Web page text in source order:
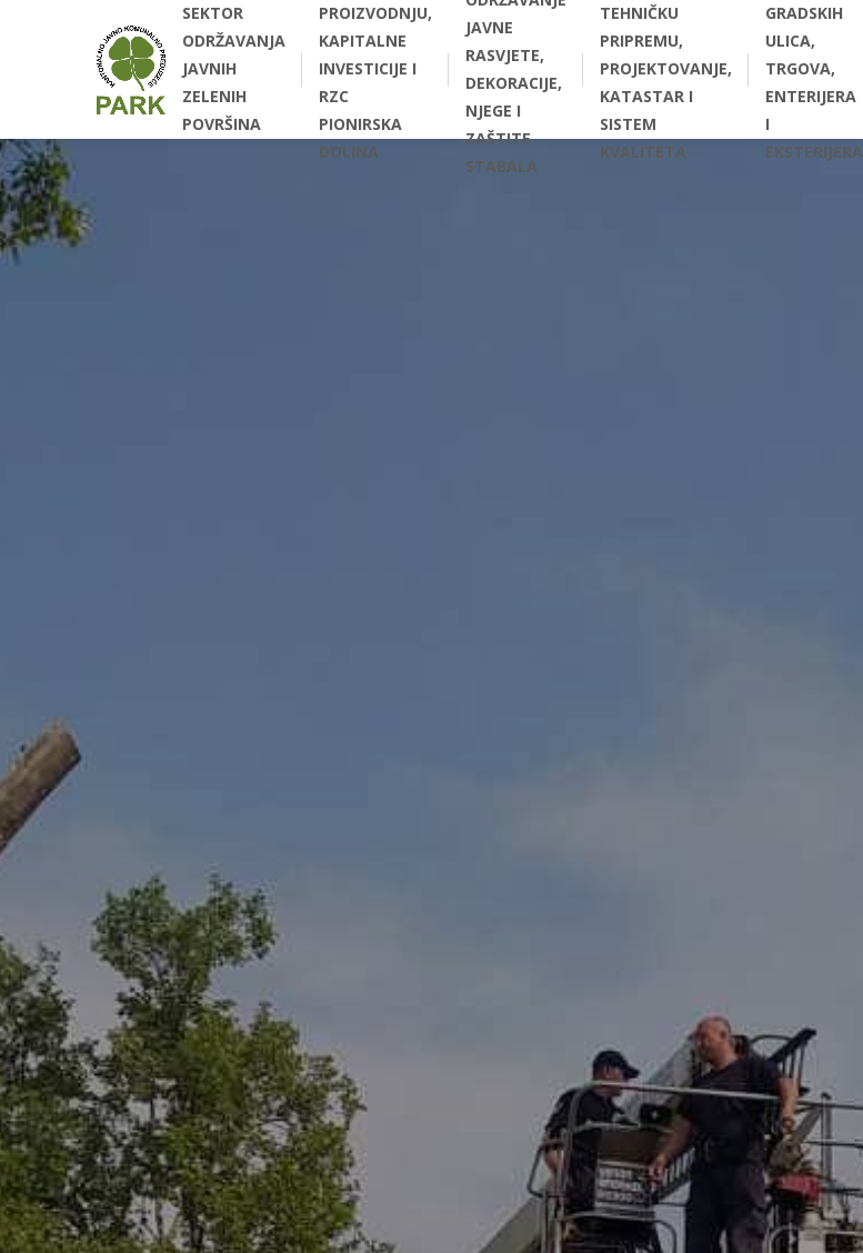
SEKTOR
ODRŽAVANJA
JAVNIH
ZELENIH
POVRŠINA
PROIZVODNJU,
KAPITALNE
INVESTICIJE I
RZC
PIONIRSKA
DOLINA
JAVNE
RASVJETE,
DEKORACIJE,
NJEGE I
ZAŠTITE
STABALA
TEHNIČKU
PRIPREMU,
PROJEKTOVANJE,
KATASTAR I
SISTEM
KVALITETA
GRADSKIH
ULICA,
TRGOVA,
ENTERIJERA
I
EKSTERIJERA